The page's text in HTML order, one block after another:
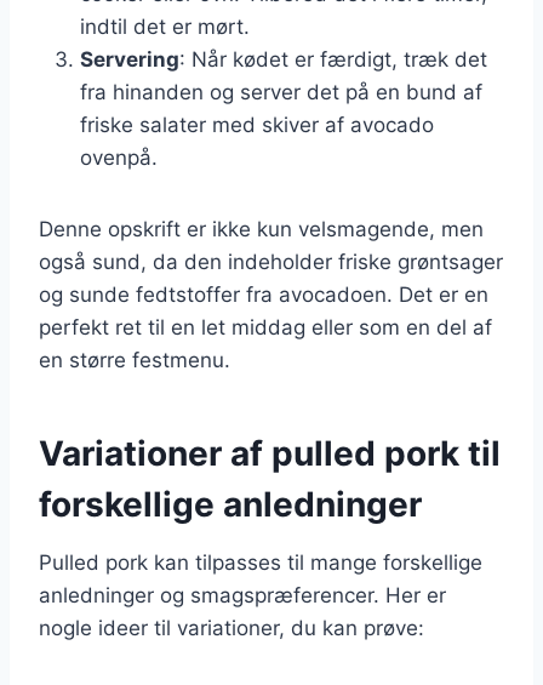
indtil det er mørt.
Servering: Når kødet er færdigt, træk det
fra hinanden og server det på en bund af
friske salater med skiver af avocado
ovenpå.
Denne opskrift er ikke kun velsmagende, men
også sund, da den indeholder friske grøntsager
og sunde fedtstoffer fra avocadoen. Det er en
perfekt ret til en let middag eller som en del af
en større festmenu.
Variationer af pulled pork til
forskellige anledninger
Pulled pork kan tilpasses til mange forskellige
anledninger og smagspræferencer. Her er
nogle ideer til variationer, du kan prøve: